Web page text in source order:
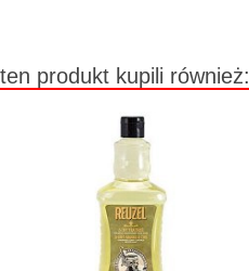
produkt kupili również: